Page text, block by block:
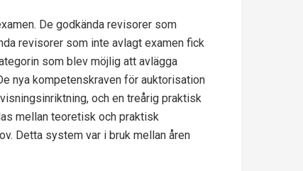
De godkända revisorer som
revisorer som inte avlagt examen fick
som blev möjlig att avlägga
nya kompetenskraven för auktorisation
och en treårig praktisk
mellan teoretisk och praktisk
Detta system var i bruk mellan åren